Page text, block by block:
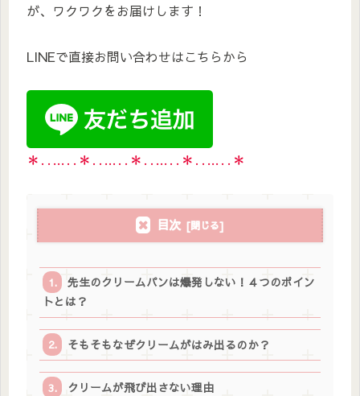
が、ワクワクをお届けします！
LINEで直接お問い合わせはこちらから
＊‥…‥＊‥…‥＊‥…‥＊‥…‥＊
目次
先生のクリームパンは爆発しない！４つのポイン
トとは？
そもそもなぜクリームがはみ出るのか？
クリームが飛び出さない理由